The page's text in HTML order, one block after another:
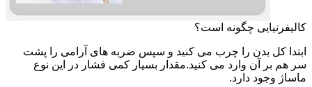
کالیفرنیایی چگونه است؟
ابتدا کل بدن را چرب می کنید و سپس ضربه های آرامی را پشت
سر هم بر آن وارد می کنید.مقدار بسیار کمی فشار در این نوع
ماساژ وجود دارد.